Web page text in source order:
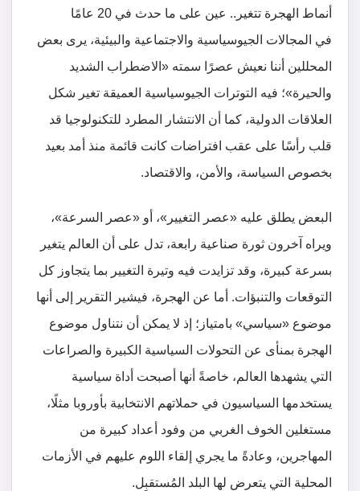
أنماط الهجرة تتغير.. عين على ما حدث في 20 عامًا
في المجالات الجيوسياسية والاجتماعية والبيئية، يرى بعض
المحللين أننا نعيش عصرًا سمته «الاضطراب الشديد
والحيرة»؛ فيه التوترات الجيوسياسية العميقة تغير شكل
العلاقات الدولية، كما أن الانتشار المطرد للتكنولوجيا قد
قلب رأسًا على عقب افتراضات كانت قائمة منذ أمد بعيد
بخصوص السياسة، والأمن، والاقتصاد.
البعض يطلق عليه «عصر التغيير»، أو «عصر السرعة»،
ويراه آخرون ثورة صناعية رابعة، تدل على أن العالم يتغير
بسرعة كبيرة، وقد تزايدت فيه وتيرة التغيير بما يتجاوز كل
التوقعات والتنبؤات. أما عن الهجرة، فيشير التقرير إلى أنها
موضوع «سياسي» بامتياز؛ إذ لا يمكن أن نتناول موضوع
الهجرة بمنأى عن التحولات السياسية الكبيرة والصراعات
التي يشهدها العالم، خاصةً أنها أصبحت أداة سياسية
يستخدمها السياسيون في حملاتهم الانتخابية بأوروبا مثلًا،
مستغلين الخوف الغربي من وفود أعداد كبيرة من
المهاجرين، وعادةً ما يجري إلقاء اللوم عليهم في الأزمات
المحلية التي يتعرض لها البلد المُستقبِل.